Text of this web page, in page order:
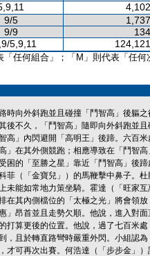
9/5
9/9
5,9,11
任何組合」；「M」則代表「任何
時向外斜跑並且碰撞「鬥智高」後軀
後不久，「鬥智高」隨即向外斜跑並
高」內閃避開「高明王」後蹄。六百
」在其外側競跑；相應導致在「鬥智
困的「至勝之星」靠近「鬥智高」後
菲（「金寶兒」）的馬鞭擊中鼻子。
未能如常地力策坐騎。霍達（「旺家
在其內側檔位的「太極之光」將會領
」昂首並且走勢欠順。他說，進入對
打算更後的位置。他說，過了七百米
，且於轉直路彎時嚴重外閃。小組認
才可再次出賽。何浩達（「步步金」